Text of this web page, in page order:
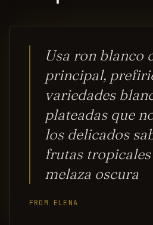
Usa ron blanco
principal,
variedades
plateadas que
los delicados
frutas
melaza oscura
FROM ELENA